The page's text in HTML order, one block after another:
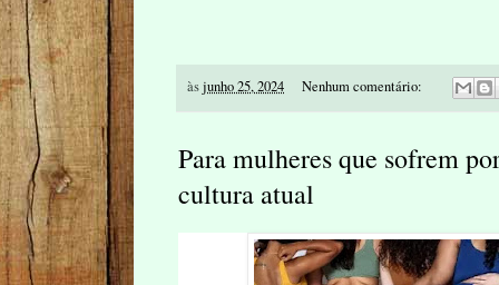
àsjunho 25, 2024 Nenhum comentário:
Para mulheres que sofrem
cultura atual